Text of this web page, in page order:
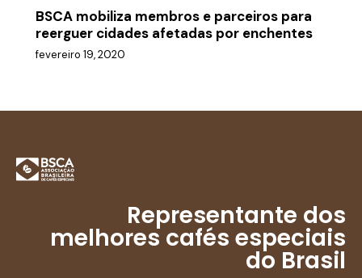
BSCA mobiliza membros e parceiros para
reerguer cidades afetadas por enchentes
fevereiro 19, 2020
Representante dos
melhores cafés especiais
do Brasil